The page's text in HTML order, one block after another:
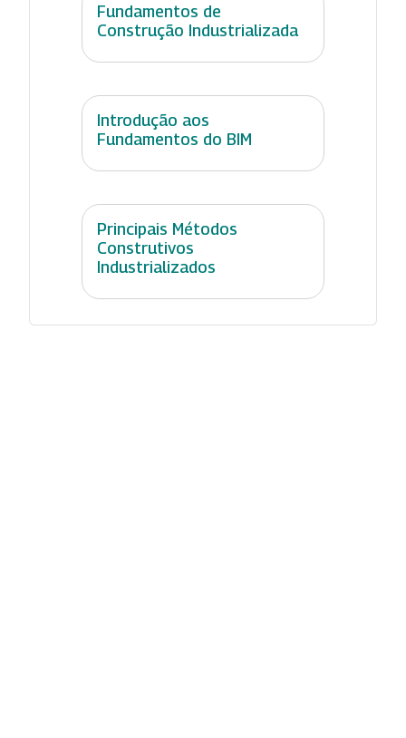
Fundamentos de
Construção Industrializada
Introdução aos
Fundamentos do BIM
Principais Métodos
Construtivos
Industrializados